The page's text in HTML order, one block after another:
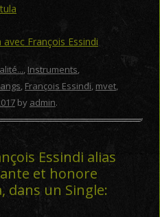
François Essindi
, Instruments,
, François Essindi, mvet,
by admin.
Essindi alias
et honore
dans un Single: